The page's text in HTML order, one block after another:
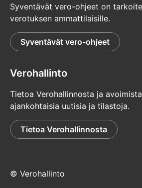
Syventävät vero-ohjeet on
verotuksen ammattilaisille.
Syventävät vero-ohjeet
Verohallinto
Tietoa Verohallinnosta ja
ajankohtaisia uutisia ja tilastoja.
Tietoa Verohallinnosta
© Verohallinto